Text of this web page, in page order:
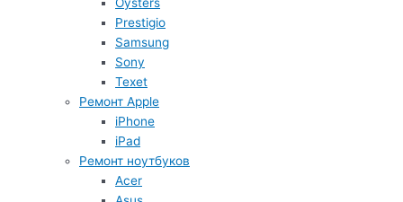
Oysters
Prestigio
Samsung
Sony
Texet
Ремонт Apple
iPhone
iPad
Ремонт ноутбуков
Acer